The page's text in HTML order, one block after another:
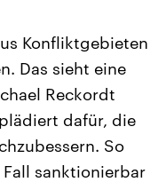
USA
Aktuelle Beiträge,
Hintergründe
Wirtschaftlich und
gehören die Vereinigten
den mächtigsten Ländern
mit großem Einfluss auf
Konfliktgebieten
Das sieht eine
Reckordt
dafür, die
So
sanktionierbar